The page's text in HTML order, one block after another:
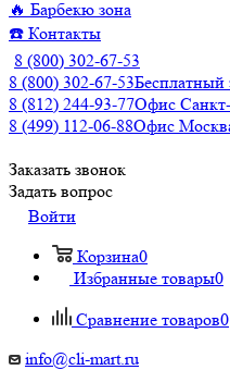
🔥 Барбекю зона
☎️ Контакты
8 (800) 302-67-53
8 (800) 302-67-53
8 (812) 244-93-77Офис
8 (499) 112-06-88Офис
Заказать звонок
Задать вопрос
Войти
Корзина0
Избранные товары0
Сравнение товаров0
info@cli-mart.ru